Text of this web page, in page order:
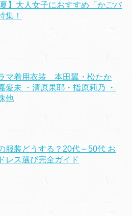
夏】大人女子におすすめ「かごバ
集！
マ着用衣装 本田翼・松たか
愛未 ・清原果耶・指原莉乃 ・
他
服装どうする？20代～50代 お
レス選び完全ガイド